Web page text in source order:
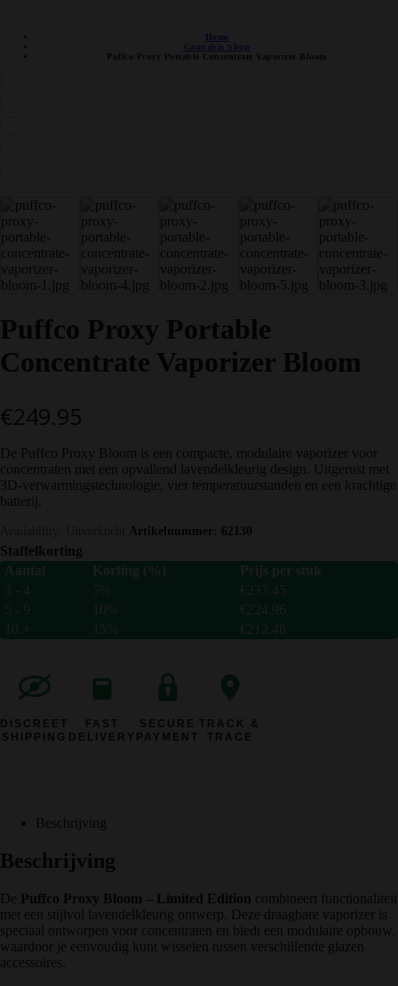
Home
Cannabis Shop
Puffco Proxy Portable Concentrate Vaporizer Bloom
Puffco Proxy Portable
Concentrate Vaporizer Bloom
€249.95
De Puffco Proxy Bloom is een compacte, modulaire vaporizer voor
concentraten met een opvallend lavendelkleurig design. Uitgerust met
3D-verwarmingstechnologie, vier temperatuurstanden en een krachtige
batterij.
Artikelnummer: 62130
Staffelkorting
Aantal
Korting (%)
Prijs per stuk
3 - 4
5% € 237.45
5 - 9
10% € 224.96
10 +
15% € 212.46
DISCREET
SHIPPING
FAST
DELIVERY
SECURE
PAYMENT
TRACK &
TRACE
Beschrijving
Beschrijving
De Puffco Proxy Bloom – Limited Edition combineert functionaliteit
met een stijlvol lavendelkleurig ontwerp. Deze draagbare vaporizer is
speciaal ontworpen voor concentraten en biedt een modulaire opbouw,
waardoor je eenvoudig kunt wisselen tussen verschillende glazen
accessoires.